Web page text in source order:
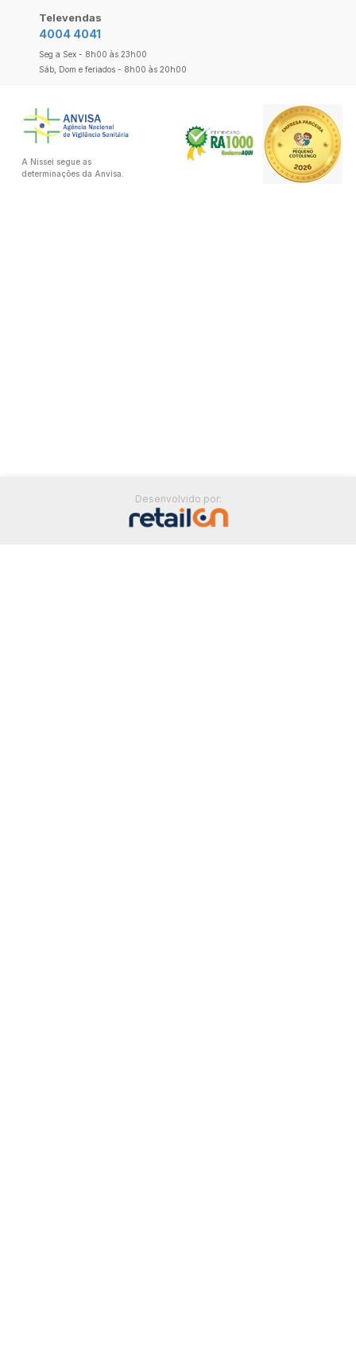
Televendas
4004 4041
Seg a Sex - 8h00 às 23h00
Sáb, Dom e feriados - 8h00 às 20h00
A Nissei segue as
determinações da Anvisa.
Desenvolvido por: